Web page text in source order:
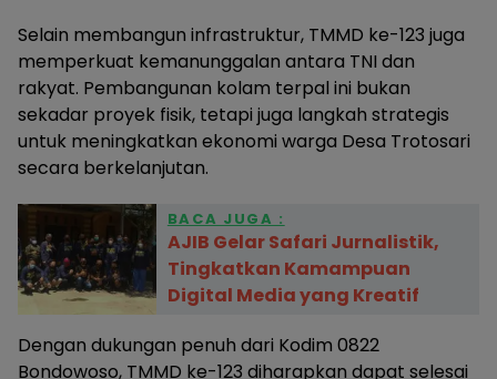
Selain membangun infrastruktur, TMMD ke-123 juga
memperkuat kemanunggalan antara TNI dan
rakyat. Pembangunan kolam terpal ini bukan
sekadar proyek fisik, tetapi juga langkah strategis
untuk meningkatkan ekonomi warga Desa Trotosari
secara berkelanjutan.
BACA JUGA :
AJIB Gelar Safari Jurnalistik,
Tingkatkan Kamampuan
Digital Media yang Kreatif
Dengan dukungan penuh dari Kodim 0822
Bondowoso, TMMD ke-123 diharapkan dapat selesai